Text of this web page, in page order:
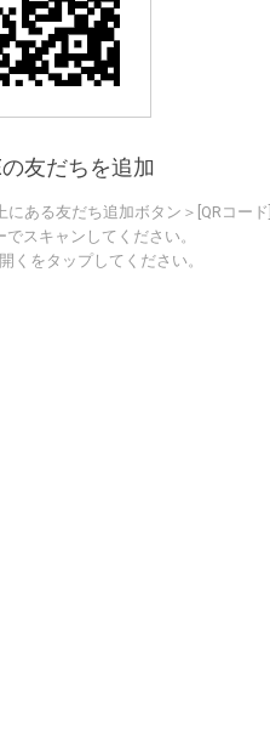
友だちを追加
ある友だち追加ボタン＞[QRコー
スキャンしてください。
くをタップしてください。